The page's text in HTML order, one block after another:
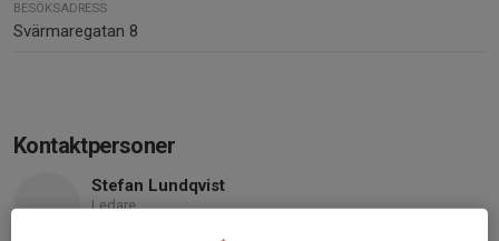
BESÖKSADRESS
Svärmaregatan 8
Kontaktpersoner
Stefan Lundqvist
Ledare